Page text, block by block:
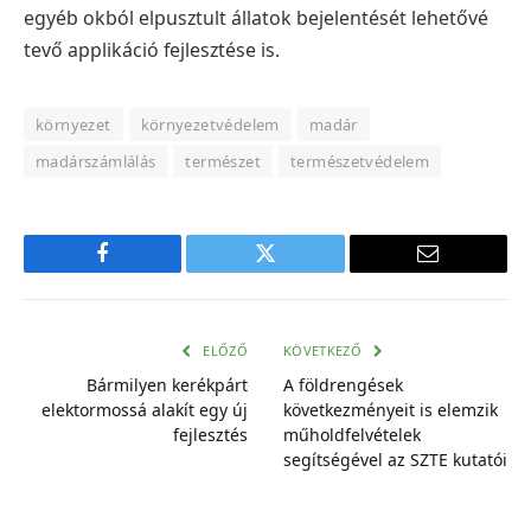
egyéb okból elpusztult állatok bejelentését lehetővé
tevő applikáció fejlesztése is.
környezet környezetvédelem
madár
madárszámlálás
természet természetvédelem
Facebook Twitter
E-
ELŐZŐ
Bármilyen kerékpárt
elektormossá alakít egy új
fejlesztés
KÖVETKEZŐ
A földrengések
következményeit is elemzik
műholdfelvételek
segítségével az SZTE kutatói